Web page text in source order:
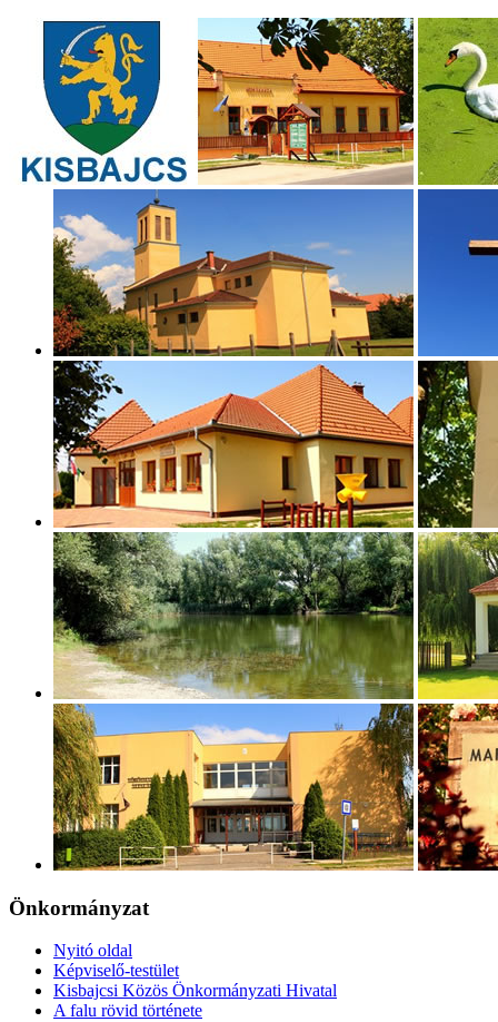
Önkormányzat
Nyitó oldal
Képviselő-testület
Kisbajcsi Közös Önkormányzati Hivatal
A falu rövid története